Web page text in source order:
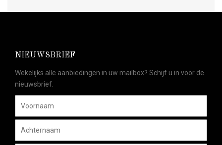
NIEUWSBRIEF
Wekelijks alle aanbiedingen in uw mailbox? Schijf u in voor de
nieuwsbrief.